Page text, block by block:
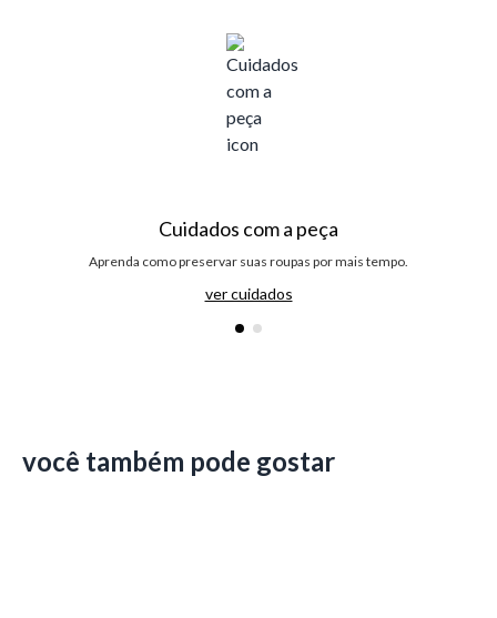
Cuidados com a peça
Aprenda como preservar suas roupas por mais tempo.
ver cuidados
você também pode gostar